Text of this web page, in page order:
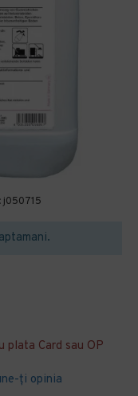
j050715
ţi opinia
plata Card sau OP